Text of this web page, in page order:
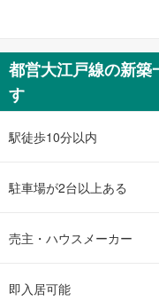
都営大江戸線の新
す
駅徒歩10分以内
駐車場が2台以上ある
売主・ハウスメーカー
即入居可能